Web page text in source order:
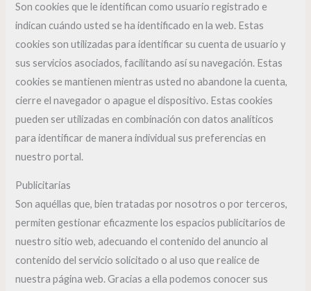
Son cookies que le identifican como usuario registrado e
indican cuándo usted se ha identificado en la web. Estas
cookies son utilizadas para identificar su cuenta de usuario y
sus servicios asociados, facilitando así su navegación. Estas
cookies se mantienen mientras usted no abandone la cuenta,
cierre el navegador o apague el dispositivo. Estas cookies
pueden ser utilizadas en combinación con datos analíticos
para identificar de manera individual sus preferencias en
nuestro portal.
Publicitarias
Son aquéllas que, bien tratadas por nosotros o por terceros,
permiten gestionar eficazmente los espacios publicitarios de
nuestro sitio web, adecuando el contenido del anuncio al
contenido del servicio solicitado o al uso que realice de
nuestra página web. Gracias a ella podemos conocer sus